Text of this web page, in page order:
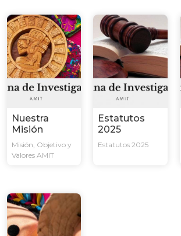
Nuestra
Misión
Misión, Objetivo y
Valores AMIT
Estatutos
2025
Estatutos 2025